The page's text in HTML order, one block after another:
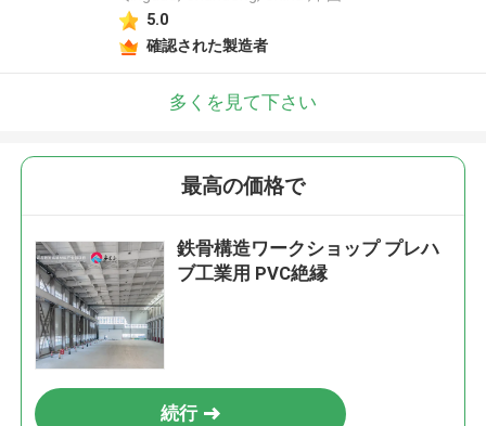
5.0
確認された製造者
多くを見て下さい
最高の価格で
鉄骨構造ワークショップ プレハ
ブ工業用 PVC絶縁
続行